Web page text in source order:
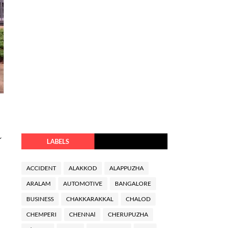
LABELS
ACCIDENT ALAKKOD ALAPPUZHA
ARALAM AUTOMOTIVE BANGALORE
BUSINESS CHAKKARAKKAL CHALOD
CHEMPERI CHENNAl CHERUPUZHA